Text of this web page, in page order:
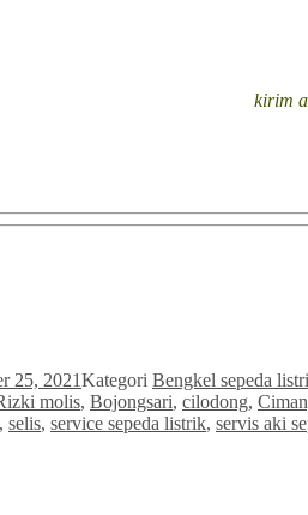
kirim
25, 2021Kategori Bengkel sepeda
molis, Bojongsari, cilodong,
, selis, service sepeda listrik, servis aki